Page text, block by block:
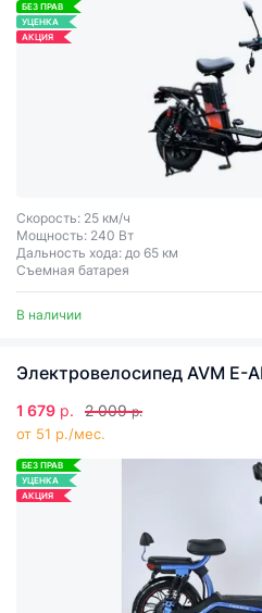
БЕЗ ПРАВ
УЦЕНКА
АКЦИЯ
Скорость: 25 км/ч
Мощность: 240 Вт
Дальность хода: до 65 км
Съемная батарея
В наличии
Электровелосипед AVM E-
1 679 р. 2 009 р.
от 51 р./мес.
БЕЗ ПРАВ
УЦЕНКА
АКЦИЯ